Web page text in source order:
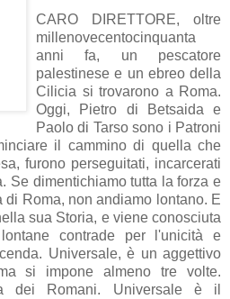
CARO DIRETTORE, oltre
millenovecentocinquanta
anni fa, un pescatore
palestinese e un ebreo della
Cilicia si trovarono a Roma.
Oggi, Pietro di Betsaida e
Paolo di Tarso sono i Patroni
il cammino di quella che
furono perseguitati, incarcerati
Se dimentichiamo tutta la forza e
di Roma, non andiamo lontano. E
sua Storia, e viene conosciuta
contrade per l'unicità e
Universale, è un aggettivo
si impone almeno tre volte.
dei Romani. Universale è il